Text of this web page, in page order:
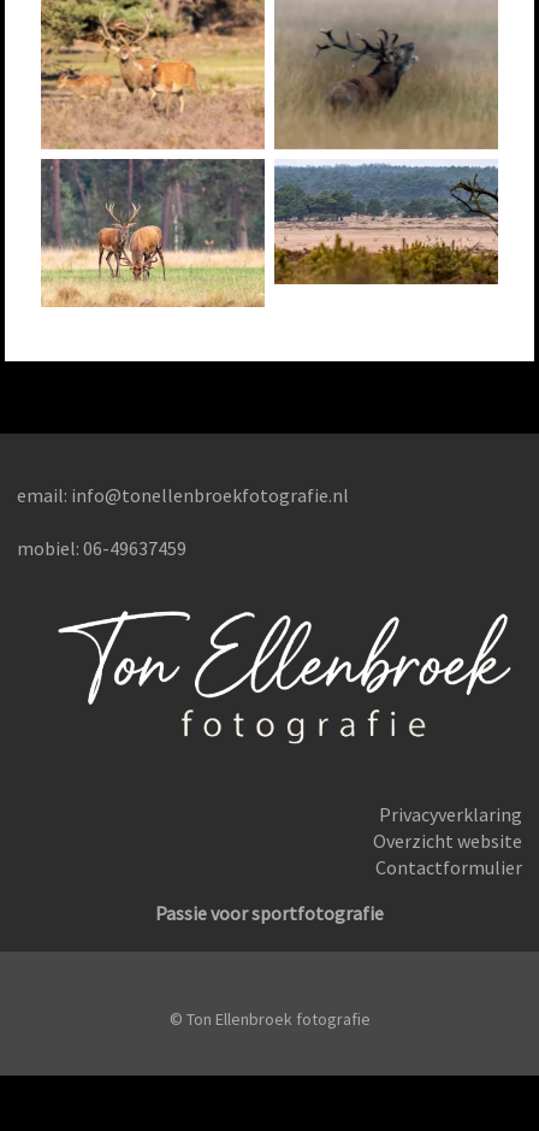
Vos
email: info@tonellenbroekfotografie.nl
mobiel: 06-49637459
Privacyverklaring
Overzicht website
Contactformulier
Passie voor sportfotografie
© Ton Ellenbroek fotografie